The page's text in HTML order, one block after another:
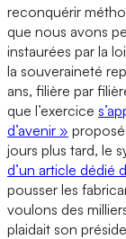
reconquérir
que nous avons
instaurées par la
la souveraineté
ans, filière par
que l’exercice
d’avenir »
jours plus tard, le
d’un article dédié
pousser les
voulons des
plaidait son